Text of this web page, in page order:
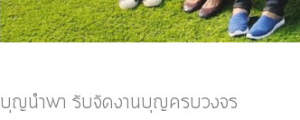
บุญนำพา รับจัดงานบุญครบวงจร